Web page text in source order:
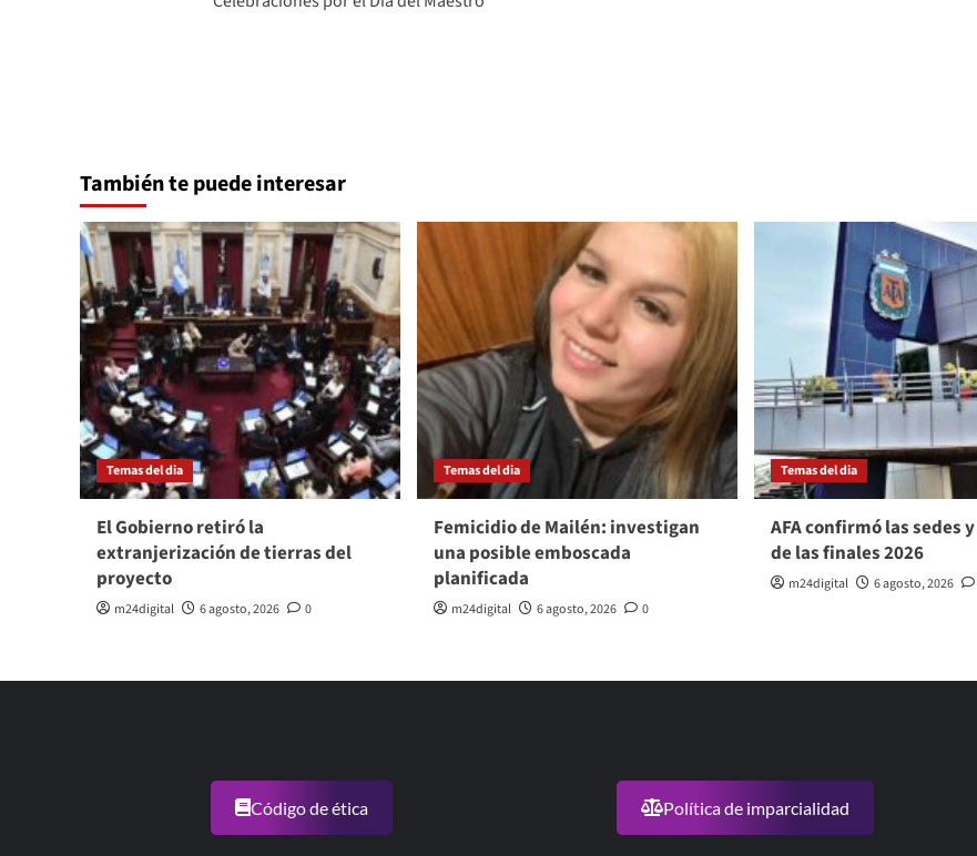
entradas
También te puede interesar
Temas del dia
El Gobierno retiró la
extranjerización de tierras del
proyecto
m24digital 6 agosto, 2026 0
Temas del dia
Femicidio de Mailén: investigan
una posible emboscada
planificada
m24digital 6 agosto, 2026 0
Temas del dia
AFA confirmó las sedes
de las finales 2026
m24digital 6 agosto, 2026
Código de ética Política de imparcialidad